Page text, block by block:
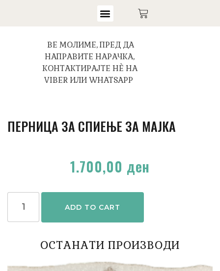
ВЕ МОЛИМЕ, ПРЕД ДА
НАПРАВИТЕ НАРАЧКА,
КОНТАКТИРАЈТЕ НЀ НА
VIBER ИЛИ WHATSAPP
ПЕРНИЦА ЗА СПИЕЊЕ ЗА МАЈКА
1.700,00 ден
ADD TO CART
ОСТАНАТИ ПРОИЗВОДИ